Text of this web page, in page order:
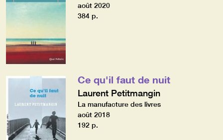
août 2020
384 p.
Ce qu'il faut de nuit
Laurent Petitmangin
La manufacture des livres
août 2018
192 p.